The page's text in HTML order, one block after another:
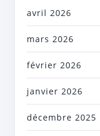
avril 2026
mars 2026
février 2026
janvier 2026
décembre 2025